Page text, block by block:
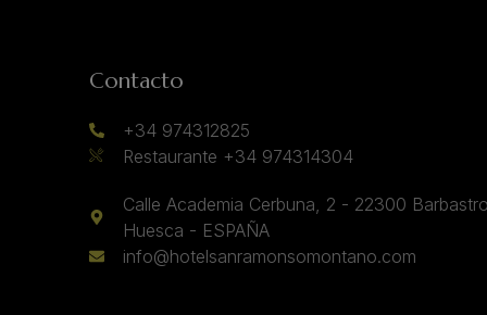
Contacto
+34 974312825
Restaurante +34 974314304
Calle Academia Cerbuna, 2 - 22300
Huesca - ESPAÑA
info@hotelsanramonsomontano.com